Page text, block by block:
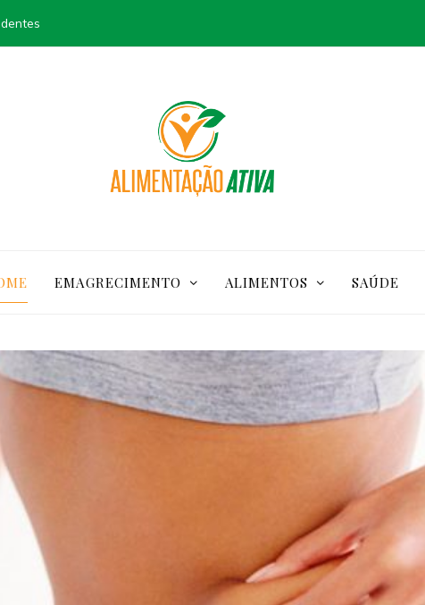
EMAGRECIMENTO ALIMENTOS SAÚDE